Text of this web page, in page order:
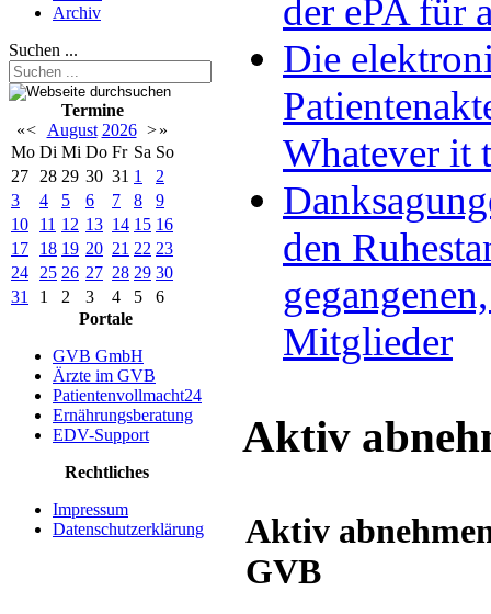
Archiv
Suchen ...
Termine
«< August 2026 > »
Mo Di Mi Do Fr Sa So
27
28 29 30 31 1
2
3
4 5 6 7 8
9
10
11 12 13 14 15 16
17
18 19 20 21 22 23
24
25 26 27 28 29 30
31
1 2 3 4 5
6
Portale
GVB GmbH
Ärzte im GVB
Patientenvollmacht24
Ernährungsberatung
EDV-Support
Rechtliches
Impressum
Datenschutzerklärung
der ePA für
Die
Whatever it
den
Mitglieder
Aktiv
Aktiv
GVB